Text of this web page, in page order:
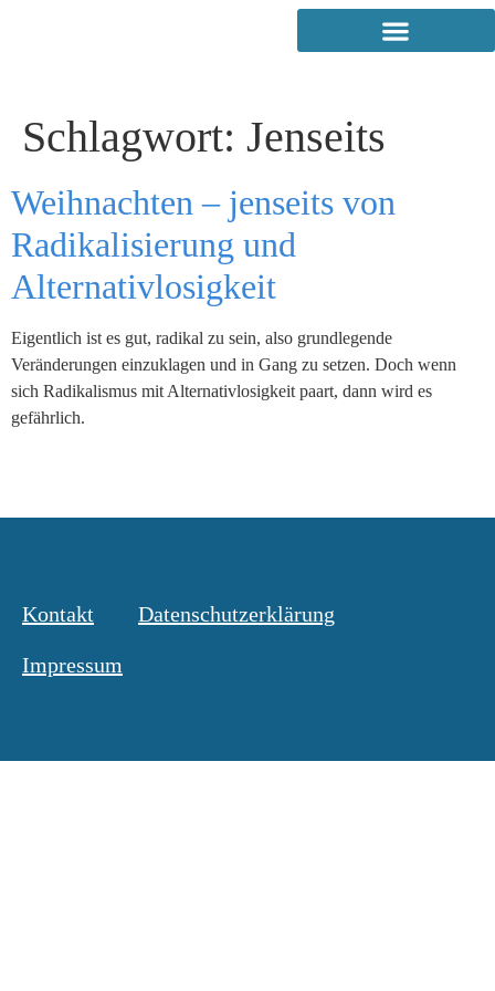
Schlagwort: Jenseits
Weihnachten – jenseits von
Radikalisierung und
Alternativlosigkeit
Eigentlich ist es gut, radikal zu sein, also grundlegende
Veränderungen einzuklagen und in Gang zu setzen. Doch wenn
sich Radikalismus mit Alternativlosigkeit paart, dann wird es
gefährlich.
Kontakt Datenschutzerklärung
Impressum